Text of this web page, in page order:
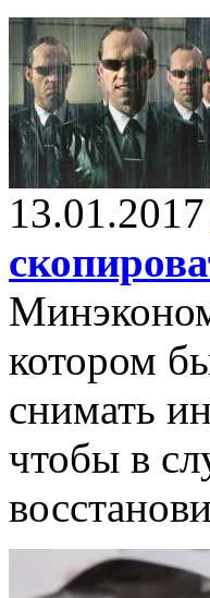
13.01.2017
котором
снимать
чтобы в